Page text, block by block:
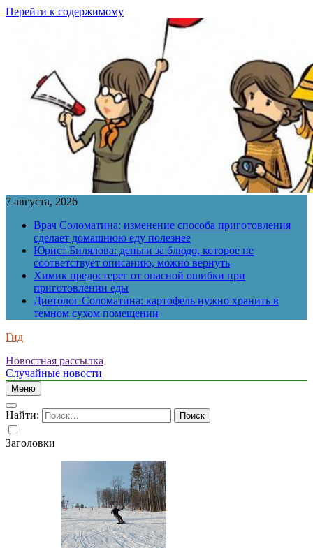
Перейти к содержимому
7 августа, 2026
Врач Соломатина: изменение способа приготовления
сделает домашнюю еду полезнее
Юрист Билялова: деньги за блюдо, которое не
соответствует описанию, можно вернуть
Химик предостерег от опасной ошибки при
приготовлении еды
Диетолог Соломатина: картофель нужно хранить в
темном сухом помещении
Гид
Новостная рассылка
Случайные новости
Меню
Найти:
Заголовки